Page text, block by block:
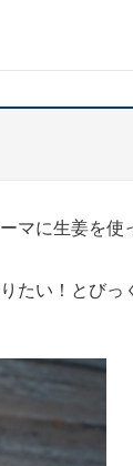
マに生姜を使
たい！とびっ